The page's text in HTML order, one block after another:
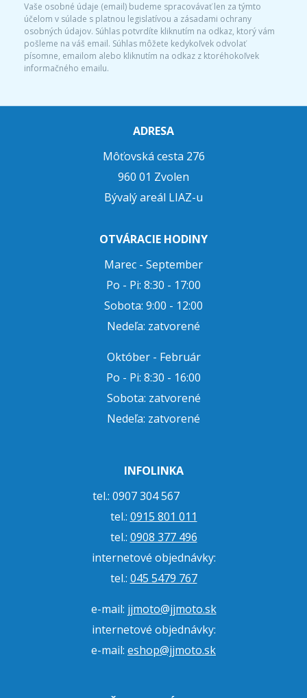
Vaše osobné údaje (email) budeme spracovávať len za týmto
účelom v súlade s platnou legislatívou a zásadami ochrany
osobných údajov. Súhlas potvrdíte kliknutím na odkaz, ktorý vám
pošleme na váš email. Súhlas môžete kedykoľvek odvolať
písomne, emailom alebo kliknutím na odkaz z ktoréhokoľvek
informačného emailu.
ADRESA
Môťovská cesta 276
960 01 Zvolen
Bývalý areál LIAZ-u
OTVÁRACIE HODINY
Marec - September
Po - Pi: 8:30 - 17:00
Sobota: 9:00 - 12:00
Nedeľa: zatvorené
Október - Február
Po - Pi: 8:30 - 16:00
Sobota: zatvorené
Nedeľa: zatvorené
INFOLINKA
tel.: 0907 304 567
tel.: 0915 801 011
tel.: 0908 377 496
internetové objednávky:
tel.: 045 5479 767
e-mail: jjmoto@jjmoto.sk
internetové objednávky:
e-mail: eshop@jjmoto.sk